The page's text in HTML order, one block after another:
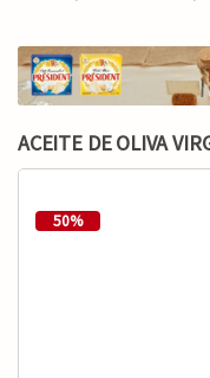
o
r
:
ACEITE DE OLIVA
50%